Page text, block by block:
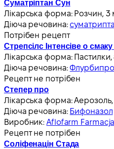
Суматріптан Сун
Лікарська форма: Розчин, 3
Діюча речовина:
Потрібен рецепт
Стрепсілс Інтенсіве о смаку
Лікарська форма: Пастилки,
Діюча речовина:
Рецепт не потрібен
Степер про
Лікарська форма:
Діюча речовина: Бифоназол
Виробник:Aflofarm Farmacja
Рецепт не потрібен
Соліфенацін Стада